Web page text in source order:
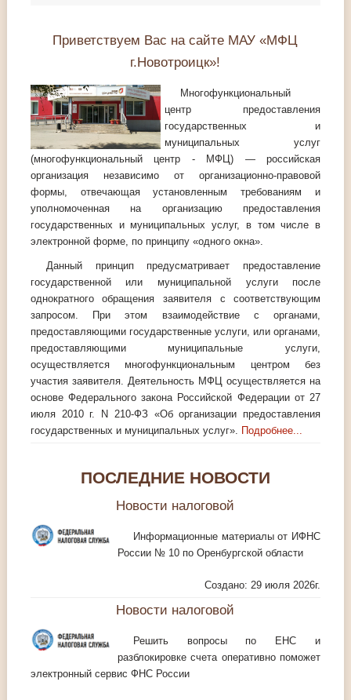
Приветствуем Вас на сайте МАУ «МФЦ
г.Новотроицк»!
Многофункциональный
центр предоставления
государственных и
муниципальных услуг
(многофункциональный центр - МФЦ) — российская
организация независимо от организационно-правовой
формы, отвечающая установленным требованиям и
уполномоченная на организацию предоставления
государственных и муниципальных услуг, в том числе в
электронной форме, по принципу «одного окна».
Данный принцип предусматривает предоставление
государственной или муниципальной услуги после
однократного обращения заявителя с соответствующим
запросом. При этом взаимодействие с органами,
предоставляющими государственные услуги, или органами,
предоставляющими муниципальные услуги,
осуществляется многофункциональным центром без
участия заявителя. Деятельность МФЦ осуществляется на
основе Федерального закона Российской Федерации от 27
июля 2010 г. N 210-ФЗ «Об организации предоставления
государственных и муниципальных услуг». Подробнее...
ПОСЛЕДНИЕ НОВОСТИ
Новости налоговой
Информационные материалы от ИФНС
России № 10 по Оренбургской области
Создано: 29 июля 2026г.
Новости налоговой
Решить вопросы по ЕНС и
разблокировке счета оперативно поможет
электронный сервис ФНС России